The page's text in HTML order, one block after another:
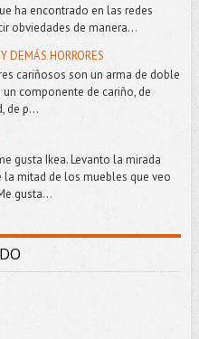
ha encontrado en las redes
obviedades de manera...
DEMÁS HORRORES
cariñosos son un arma de doble
componente de cariño, de
de p...
gusta Ikea. Levanto la mirada
la mitad de los muebles que veo
gusta...